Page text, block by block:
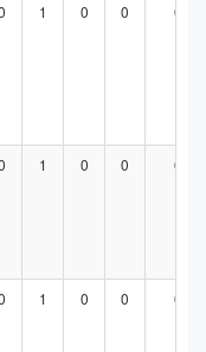
1 0 0 0
1 0 0 0
1 0 0 0